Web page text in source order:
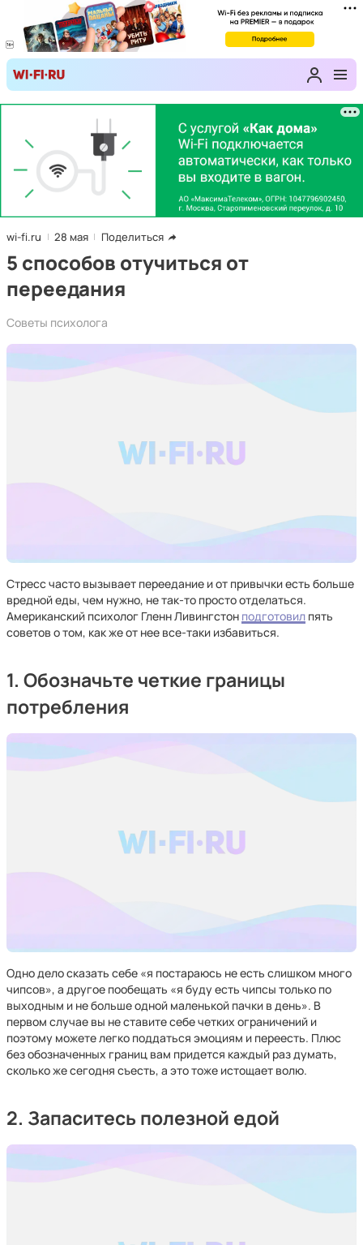
wi-fi.ru 28 мая Поделиться
5 способов отучиться от
переедания
Советы психолога
Стресс часто вызывает переедание и от привычки есть больше
вредной еды, чем нужно, не так-то просто отделаться.
Американский психолог Гленн Ливингстон подготовил пять
советов о том, как же от нее все-таки избавиться.
1. Обозначьте четкие границы
потребления
Одно дело сказать себе «я постараюсь не есть слишком много
чипсов», а другое пообещать «я буду есть чипсы только по
выходным и не больше одной маленькой пачки в день». В
первом случае вы не ставите себе четких ограничений и
поэтому можете легко поддаться эмоциям и переесть. Плюс
без обозначенных границ вам придется каждый раз думать,
сколько же сегодня съесть, а это тоже истощает волю.
2. Запаситесь полезной едой